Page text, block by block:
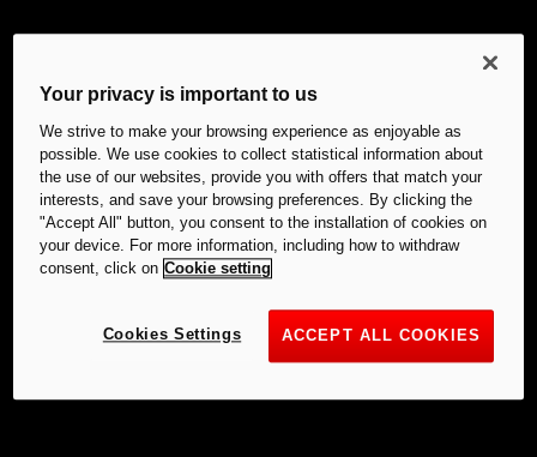
Your privacy is important to us
We strive to make your browsing experience as enjoyable as
possible. We use cookies to collect statistical information about
the use of our websites, provide you with offers that match your
interests, and save your browsing preferences. By clicking the
"Accept All" button, you consent to the installation of cookies on
your device. For more information, including how to withdraw
consent, click on Cookie setting
ACCEPT ALL COOKIES
Cookies Settings